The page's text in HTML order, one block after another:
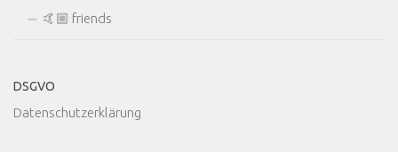
🤙🏼 friends
DSGVO
Datenschutzerklärung